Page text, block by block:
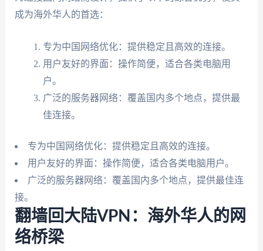
成为海外华人的首选：
专为中国网络优化：提供稳定且高效的连接。
用户友好的界面：操作简便，适合各类电脑用
户。
广泛的服务器网络：覆盖国内多个地点，提供最
佳连接。
专为中国网络优化：提供稳定且高效的连接。
用户友好的界面：操作简便，适合各类电脑用户。
广泛的服务器网络：覆盖国内多个地点，提供最佳连
接。
翻墙回大陆VPN：海外华人的网
络桥梁